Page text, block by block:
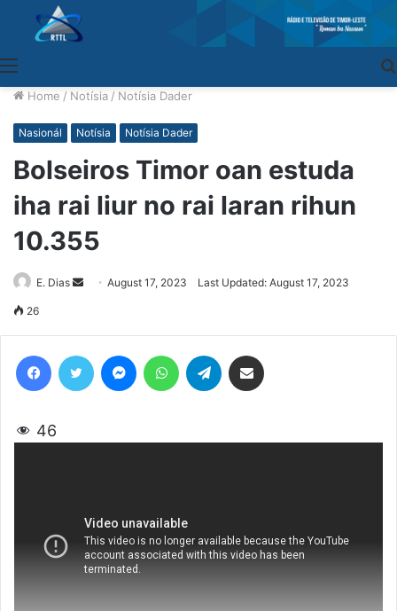
Home / Notísia / Notísia Dader
Nasionál Notísia Notísia Dader
Bolseiros Timor oan estuda
iha rai liur no rai laran rihun
10.355
E. Dias
SendAugust 17, 2023 Last Updated: August 17, 2023
26
46